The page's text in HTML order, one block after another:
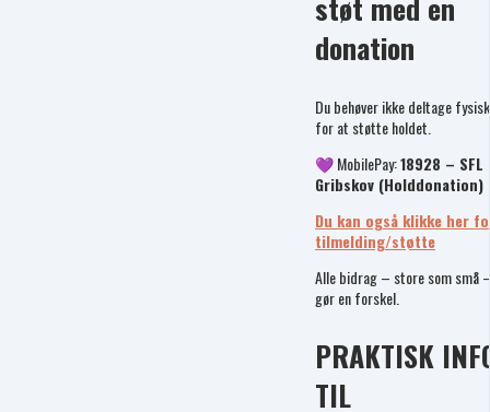
støt med en
donation
Du behøver ikke deltage fysisk
for at støtte holdet.
💜 MobilePay:18928 – SFL
Gribskov (Holddonation)
Du kan også klikke her
tilmelding/støtte
Alle bidrag – store som små
gør en forskel.
PRAKTISK
TIL